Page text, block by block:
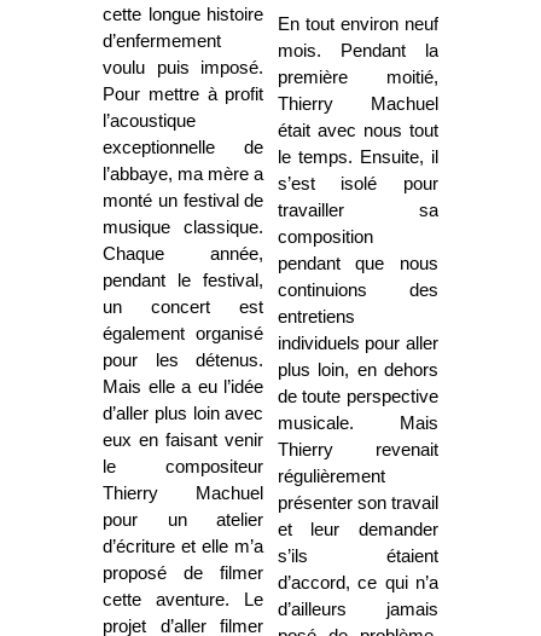
cette longue histoire
d’enfermement
voulu puis imposé.
Pour mettre à profit
l’acoustique
exceptionnelle de
l’abbaye, ma mère a
monté un festival de
musique classique.
Chaque année,
pendant le festival,
un concert est
également organisé
pour les détenus.
Mais elle a eu l’idée
d’aller plus loin avec
eux en faisant venir
le compositeur
Thierry Machuel
pour un atelier
d’écriture et elle m’a
proposé de filmer
cette aventure. Le
projet d’aller filmer
En tout environ neuf
mois. Pendant la
première moitié,
Thierry Machuel
était avec nous tout
le temps. Ensuite, il
s’est isolé pour
travailler sa
composition
pendant que nous
continuions des
entretiens
individuels pour aller
plus loin, en dehors
de toute perspective
musicale. Mais
Thierry revenait
régulièrement
présenter son travail
et leur demander
s’ils étaient
d’accord, ce qui n’a
d’ailleurs jamais